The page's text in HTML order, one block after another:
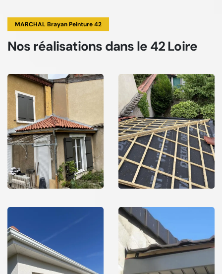
MARCHAL Brayan Peinture 42
Nos réalisations dans le 42 Loire